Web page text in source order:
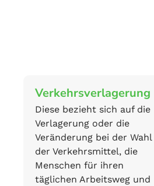
Verkehrsverlagerung
Diese bezieht sich auf die
Verlagerung oder die
Veränderung bei der Wahl
der Verkehrsmittel, die
Menschen für ihren
täglichen Arbeitsweg und